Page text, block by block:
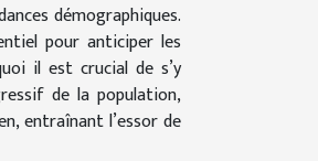
démographiques.
pour anticiper les
il est crucial de s’y
de la population,
entraînant l’essor de